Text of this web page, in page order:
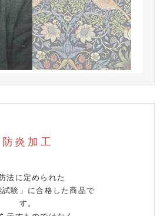
防炎加工
法に定められた
試験」に合格した商品で
す。